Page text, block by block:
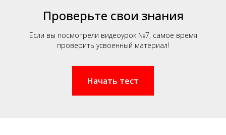
Проверьте свои знания
Если вы посмотрели видеоурок №7, самое время
проверить усвоенный материал!
Начать тест